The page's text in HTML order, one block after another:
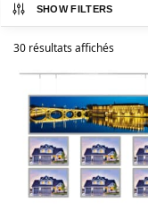
SHOW FILTERS
30 résultats affichés